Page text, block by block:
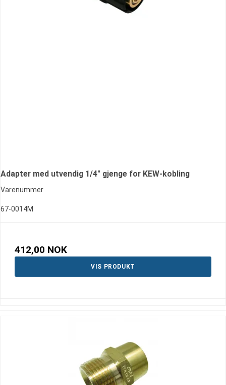
Adapter med utvendig 1/4" gjenge for KEW-kobling
Varenummer
67-0014M
412,00 NOK
VIS PRODUKT